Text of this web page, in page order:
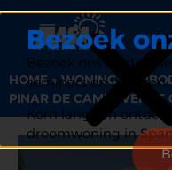
HOME»WONING
PINAR DE CAMPOVERDE
Bezoek
Bezoek ons op
seminars en beurzen.
Kom langs en
droomwoning in